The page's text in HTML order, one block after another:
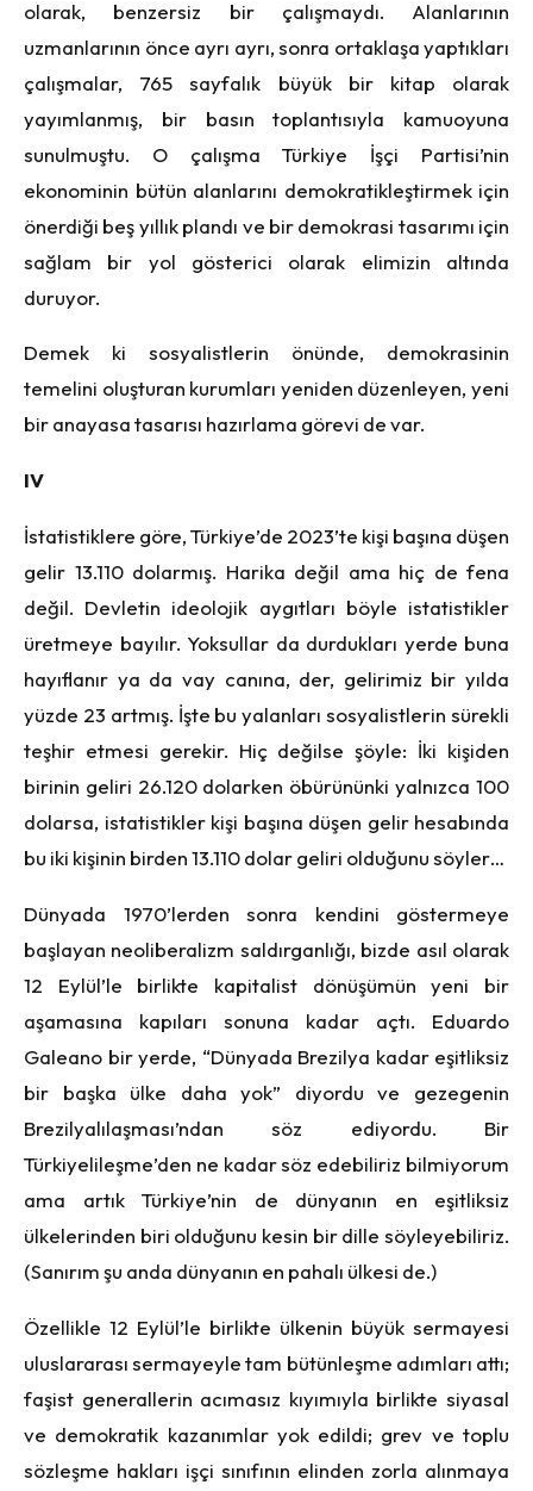
olarak, benzersiz bir çalışmaydı. Alanlarının
uzmanlarının önce ayrı ayrı, sonra ortaklaşa yaptıkları
çalışmalar, 765 sayfalık büyük bir kitap olarak
yayımlanmış, bir basın toplantısıyla kamuoyuna
sunulmuştu. O çalışma Türkiye İşçi Partisi’nin
ekonominin bütün alanlarını demokratikleştirmek için
önerdiği beş yıllık plandı ve bir demokrasi tasarımı için
sağlam bir yol gösterici olarak elimizin altında
duruyor.
Demek ki sosyalistlerin önünde, demokrasinin
temelini oluşturan kurumları yeniden düzenleyen, yeni
bir anayasa tasarısı hazırlama görevi de var.
IV
İstatistiklere göre, Türkiye’de 2023’te kişi başına düşen
gelir 13.110 dolarmış. Harika değil ama hiç de fena
değil. Devletin ideolojik aygıtları böyle istatistikler
üretmeye bayılır. Yoksullar da durdukları yerde buna
hayıflanır ya da vay canına, der, gelirimiz bir yılda
yüzde 23 artmış. İşte bu yalanları sosyalistlerin sürekli
teşhir etmesi gerekir. Hiç değilse şöyle: İki kişiden
birinin geliri 26.120 dolarken öbürününki yalnızca 100
dolarsa, istatistikler kişi başına düşen gelir hesabında
bu iki kişinin birden 13.110 dolar geliri olduğunu söyler…
Dünyada 1970’lerden sonra kendini göstermeye
başlayan neoliberalizm saldırganlığı, bizde asıl olarak
12 Eylül’le birlikte kapitalist dönüşümün yeni bir
aşamasına kapıları sonuna kadar açtı. Eduardo
Galeano bir yerde, “Dünyada Brezilya kadar eşitliksiz
bir başka ülke daha yok” diyordu ve gezegenin
Brezilyalılaşması’ndan söz ediyordu. Bir
Türkiyelileşme’den ne kadar söz edebiliriz bilmiyorum
ama artık Türkiye’nin de dünyanın en eşitliksiz
ülkelerinden biri olduğunu kesin bir dille söyleyebiliriz.
(Sanırım şu anda dünyanın en pahalı ülkesi de.)
Özellikle 12 Eylül’le birlikte ülkenin büyük sermayesi
uluslararası sermayeyle tam bütünleşme adımları attı;
faşist generallerin acımasız kıyımıyla birlikte siyasal
ve demokratik kazanımlar yok edildi; grev ve toplu
sözleşme hakları işçi sınıfının elinden zorla alınmaya